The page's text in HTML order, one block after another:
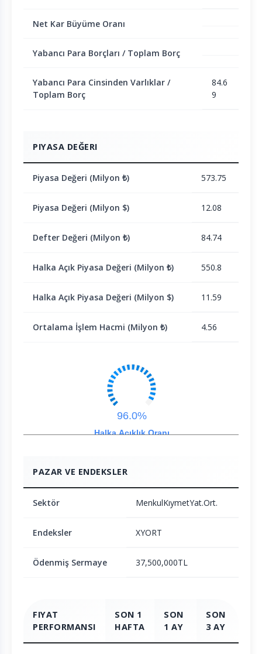
Net Kar Büyüme Oranı
Yabancı Para Borçları / Toplam Borç
Yabancı Para Cinsinden Varlıklar /
Toplam Borç
84.6
9
PIYASA DEĞERI
Piyasa Değeri (Milyon ₺) 573.75
Piyasa Değeri (Milyon $) 12.08
Defter Değeri (Milyon ₺) 84.74
Halka Açık Piyasa Değeri (Milyon ₺) 550.8
Halka Açık Piyasa Değeri (Milyon $) 11.59
Ortalama İşlem Hacmi (Milyon ₺) 4.56
Halka Açıklık Oranı
96.0%
PAZAR VE ENDEKSLER
Sektör MenkulKıymetYat.Ort.
Endeksler XYORT
Ödenmiş Sermaye 37,500,000TL
FIYAT
PERFORMANSI
SON 1
HAFTA
SON
1 AY
SON
3 AY